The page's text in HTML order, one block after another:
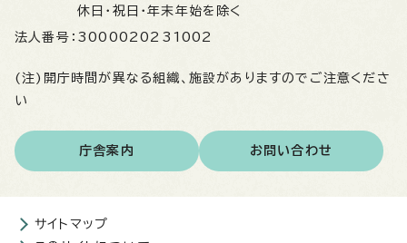
休日・祝日・年末年始を除く
法人番号： 3000020231002
(注)開庁時間が異なる組織、施設がありますのでご注意くださ
い
庁舎案内 お問い合わせ
サイトマップ